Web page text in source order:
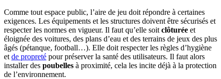
Comme tout espace public, l’aire de jeu doit répondre à certaines
exigences. Les équipements et les structures doivent être sécurisés et
respecter les normes en vigueur. Il faut qu’elle soit clôturée et
éloignée des voitures, des plans d’eau et des terrains de jeux des plus
âgés (pétanque, football…). Elle doit respecter les règles d’hygiène
et de propreté pour préserver la santé des utilisateurs. Il faut alors
installer des poubelles à proximité, cela les incite déjà à la protection
de l’environnement.